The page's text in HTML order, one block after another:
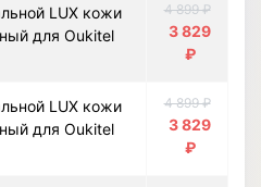
LUX кожи
для Oukitel
4 899 ₽
3 829
₽
LUX кожи
для Oukitel
4 899 ₽
3 829
₽